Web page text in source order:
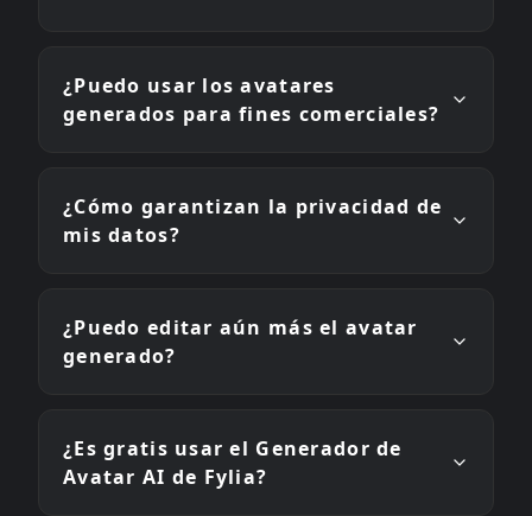
¿Puedo usar los avatares
generados para fines comerciales?
¿Cómo garantizan la privacidad de
mis datos?
¿Puedo editar aún más el avatar
generado?
¿Es gratis usar el Generador de
Avatar AI de Fylia?